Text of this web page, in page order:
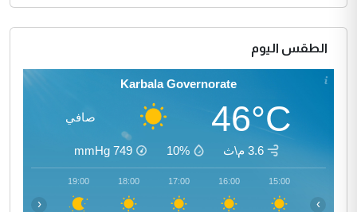
الطقس اليوم
Karbala Governorate
46°C صافي
3.6 م\ث 10%
749
mmHg
15:00
16:00
17:00
18:00
19:00
‹ ›